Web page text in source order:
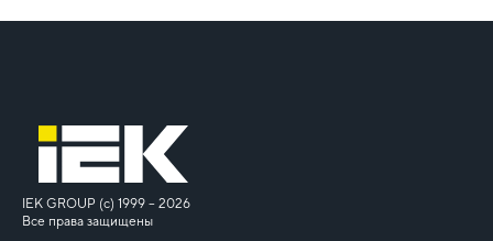
IEK GROUP (c) 1999 – 2026
Все права защищены